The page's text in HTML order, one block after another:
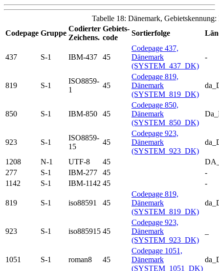
Tabelle 18: Dänemark,
Codepage Gruppe
Codierter
Zeichens.
Gebiets-
code
Sortierfolge
437 S-1 IBM-437 45
Codepage 437,
Dänemark
(SYSTEM_437_DK)
-
819 S-1
ISO8859-
1
45
Codepage 819,
Dänemark
(SYSTEM_819_DK)
850 S-1 IBM-850 45
Codepage 850,
Dänemark
(SYSTEM_850_DK)
923 S-1
ISO8859-
15
45
Codepage 923,
Dänemark
(SYSTEM_923_DK)
1208 N-1 UTF-8 45
277
S-1 IBM-277 45
-
1142
S-1 IBM-1142 45 -
819 S-1 iso88591 45
Codepage 819,
Dänemark
(SYSTEM_819_DK)
923 S-1 iso885915 45
Codepage 923,
Dänemark
(SYSTEM_923_DK)
1051 S-1 roman8 45
Codepage 1051,
Dänemark
(SYSTEM_1051_DK)